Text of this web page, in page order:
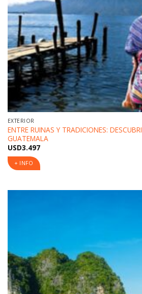
EXTERIOR
ENTRE RUINAS Y TRADICIONES:
GUATEMALA
USD3.497
+ INFO